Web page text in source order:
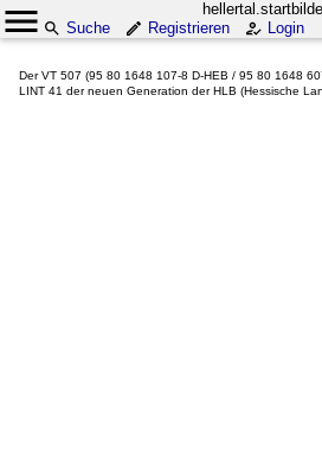
Suche
Registrieren Login
Der VT 507 (95 80 1648 107-8 D-HEB / 95 80 1648
LINT 41 der neuen Generation der HLB (Hessische